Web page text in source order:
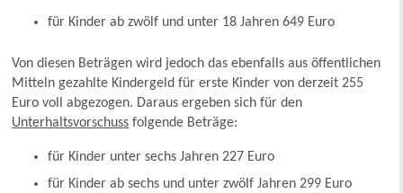
für Kinder ab zwölf und unter 18 Jahren 649 Euro
Von diesen Beträgen wird jedoch das ebenfalls aus öffentlichen
Mitteln gezahlte Kindergeld für erste Kinder von derzeit 255
Euro voll abgezogen. Daraus ergeben sich für den
Unterhaltsvorschuss folgende Beträge:
für Kinder unter sechs Jahren 227 Euro
für Kinder ab sechs und unter zwölf Jahren 299 Euro